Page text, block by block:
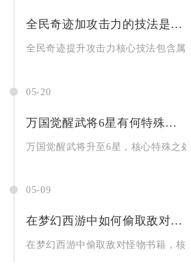
全民奇迹加攻击力的技法是什么
全民奇迹提升攻击力核心技法包含
05-20
万国觉醒武将6星有何特殊之处
万国觉醒武将升至6星，核心特殊之
05-09
在梦幻西游中如何偷取敌对怪物的书籍
在梦幻西游中偷取敌对怪物书籍，